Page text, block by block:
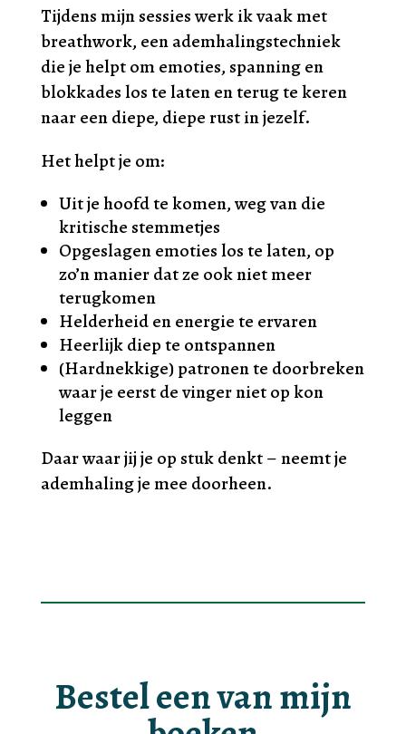
Tijdens mijn sessies werk ik vaak met
breathwork, een ademhalingstechniek
die je helpt om emoties, spanning en
blokkades los te laten en terug te keren
naar een diepe, diepe rust in jezelf.
Het helpt je om:
Uit je hoofd te komen, weg van die
kritische stemmetjes
Opgeslagen emoties los te laten, op
zo’n manier dat ze ook niet meer
terugkomen
Helderheid en energie te ervaren
Heerlijk diep te ontspannen
(Hardnekkige) patronen te doorbreken
waar je eerst de vinger niet op kon
leggen
Daar waar jij je op stuk denkt – neemt je
ademhaling je mee doorheen.
Bestel een van mijn